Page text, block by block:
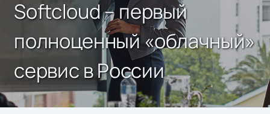
Softcloud – первый
полноценный «облачный»
сервис в России